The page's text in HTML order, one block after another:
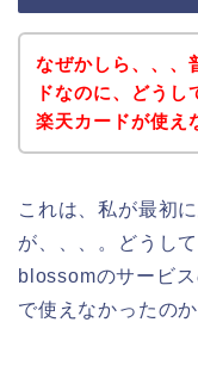
なぜかしら、、、
ドなのに、どう
楽天カードが使え
これは、私が最初
が、、、。どうし
blossomのサービ
で使えなかったのか